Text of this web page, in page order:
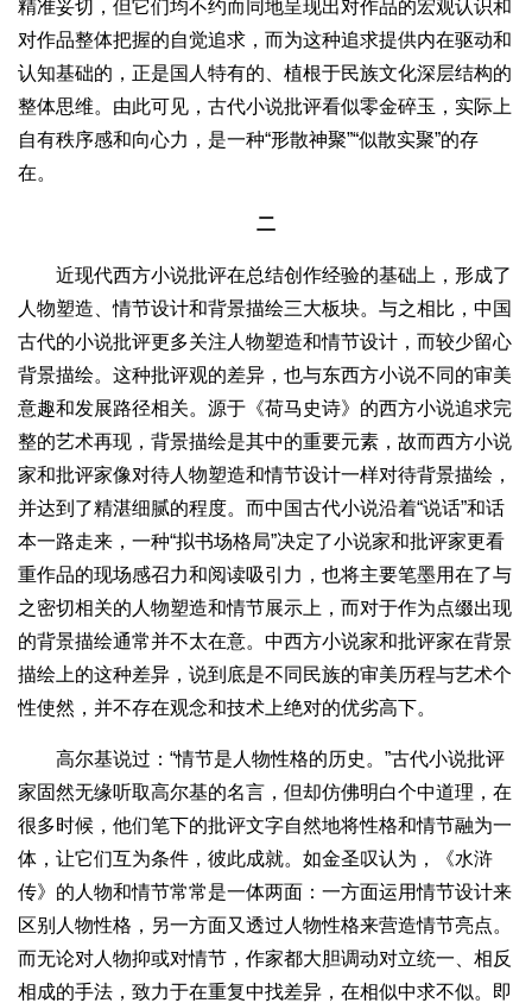
精准妥切，但它们均不约而同地呈现出对作品的宏观认识和
对作品整体把握的自觉追求，而为这种追求提供内在驱动和
认知基础的，正是国人特有的、植根于民族文化深层结构的
整体思维。由此可见，古代小说批评看似零金碎玉，实际上
自有秩序感和向心力，是一种“形散神聚”“似散实聚”的存
在。
二
近现代西方小说批评在总结创作经验的基础上，形成了
人物塑造、情节设计和背景描绘三大板块。与之相比，中国
古代的小说批评更多关注人物塑造和情节设计，而较少留心
背景描绘。这种批评观的差异，也与东西方小说不同的审美
意趣和发展路径相关。源于《荷马史诗》的西方小说追求完
整的艺术再现，背景描绘是其中的重要元素，故而西方小说
家和批评家像对待人物塑造和情节设计一样对待背景描绘，
并达到了精湛细腻的程度。而中国古代小说沿着“说话”和话
本一路走来，一种“拟书场格局”决定了小说家和批评家更看
重作品的现场感召力和阅读吸引力，也将主要笔墨用在了与
之密切相关的人物塑造和情节展示上，而对于作为点缀出现
的背景描绘通常并不太在意。中西方小说家和批评家在背景
描绘上的这种差异，说到底是不同民族的审美历程与艺术个
性使然，并不存在观念和技术上绝对的优劣高下。
高尔基说过：“情节是人物性格的历史。”古代小说批评
家固然无缘听取高尔基的名言，但却仿佛明白个中道理，在
很多时候，他们笔下的批评文字自然地将性格和情节融为一
体，让它们互为条件，彼此成就。如金圣叹认为，《水浒
传》的人物和情节常常是一体两面：一方面运用情节设计来
区别人物性格，另一方面又透过人物性格来营造情节亮点。
而无论对人物抑或对情节，作家都大胆调动对立统一、相反
相成的手法，致力于在重复中找差异，在相似中求不似。即